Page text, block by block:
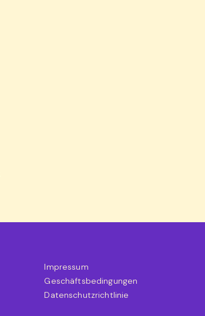
Impressum
Geschäftsbedingungen
Datenschutzrichtlinie